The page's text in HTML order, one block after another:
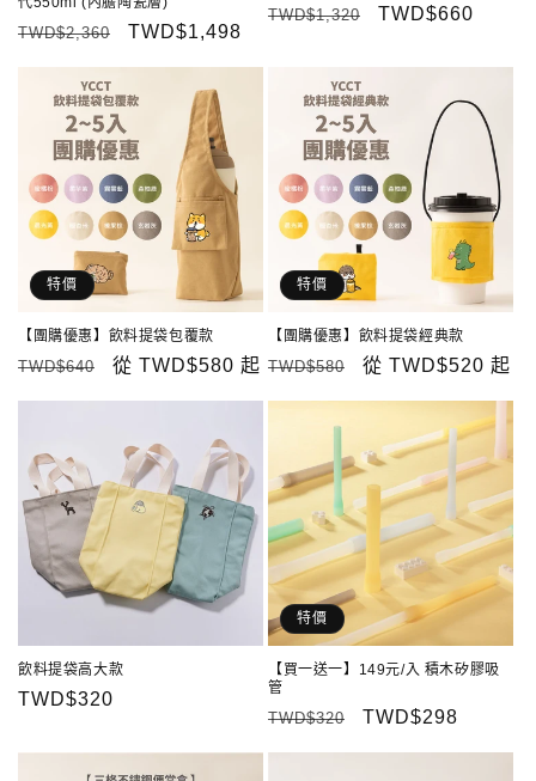
定
TWD$2,360
售
TWD$1,498
定
TWD$1,320
售
TWD$660
特價
【團購優惠】飲料提袋包覆款
定
TWD$640
售
從 TWD$580 起
特價
【團購優惠】飲料提袋經典款
定
TWD$580
售
從 TWD$520 起
飲料提袋高大款
定
TWD$320
特價
【買一送一】149元/入 積木矽膠吸
管
定
TWD$320
售
TWD$298